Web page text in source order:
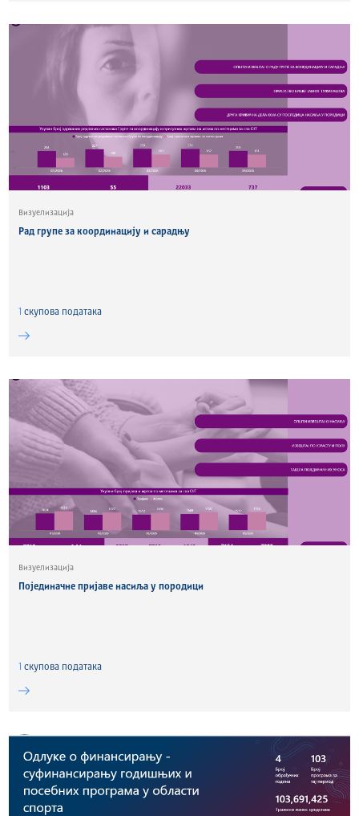
Визуелизација
Рад групе за координацију и сарадњу
1 скуповa података
Визуелизација
Појединачне пријаве насиља у породици
1 скуповa података